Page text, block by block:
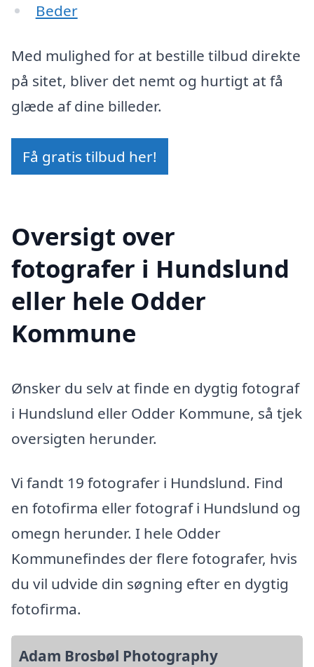
Beder
Med mulighed for at bestille tilbud direkte
på sitet, bliver det nemt og hurtigt at få
glæde af dine billeder.
Få gratis tilbud her!
Oversigt over
fotografer i Hundslund
eller hele Odder
Kommune
Ønsker du selv at finde en dygtig fotograf
i Hundslund eller Odder Kommune, så tjek
oversigten herunder.
Vi fandt 19 fotografer i Hundslund. Find
en fotofirma eller fotograf i Hundslund og
omegn herunder. I hele Odder
Kommunefindes der flere fotografer, hvis
du vil udvide din søgning efter en dygtig
fotofirma.
Adam Brosbøl Photography